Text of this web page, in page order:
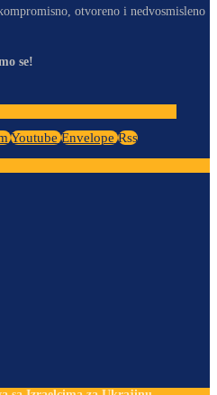
otvoreno i nedvosmisleno
se!
Youtube Envelope Rss